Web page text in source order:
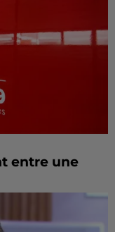
entre une